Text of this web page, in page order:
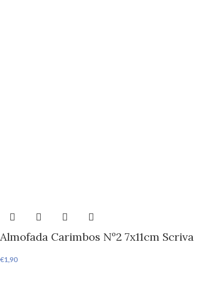
Almofada Carimbos Nº2 7x11cm Scriva
€1,90